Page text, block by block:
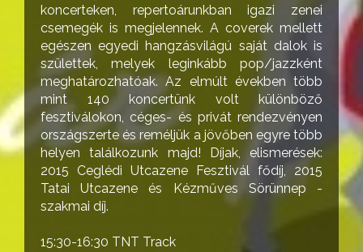
koncerteken, repertoárunkban igazi zenei
csemegék is megjelennek. A coverek mellett
egészen egyedi hangzásvilágú saját dalok is
születtek, melyek leginkább pop/jazzként
meghatározhatóak. Az elmúlt években több
mint 140 koncertünk volt különböző
fesztiválokon, céges- és privát rendezvényen
országszerte és reméljük a jövőben egyre több
helyen találkozunk majd! Díjak, elismerések:
2015 Ceglédi Utcazene Fesztivál fődíj, 2015
Tatai Utcazene és Kézműves Sörünnep -
szakmai díj.
15:30-16:30 TNT Track